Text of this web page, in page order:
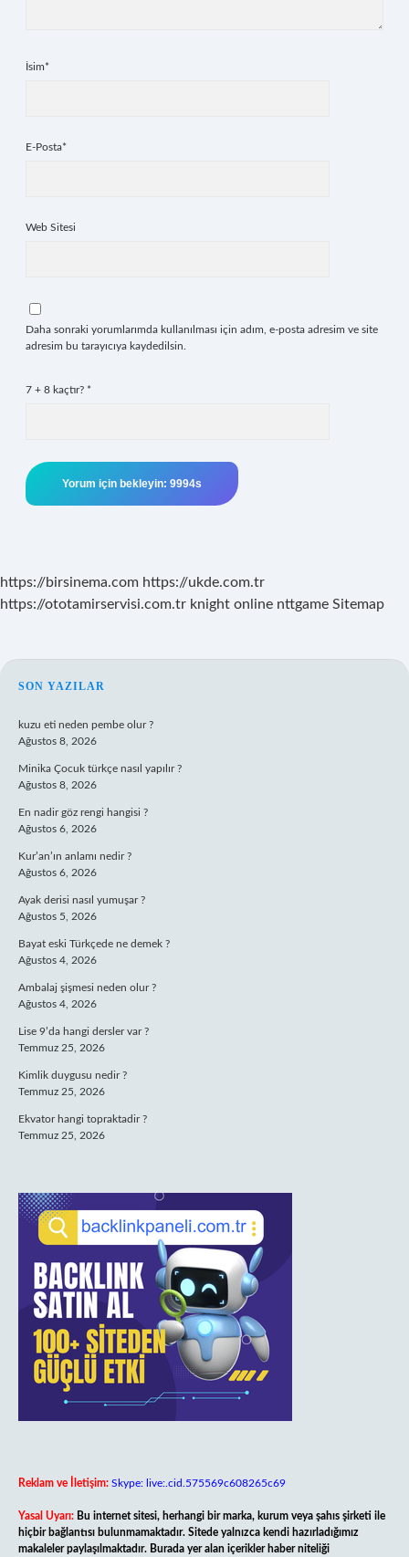
İsim*
E-Posta*
Web Sitesi
Daha sonraki yorumlarımda kullanılması için adım, e-posta adresim ve site
adresim bu tarayıcıya kaydedilsin.
7 + 8 kaçtır? *
https://birsinema.com https://ukde.com.tr
https://ototamirservisi.com.tr knight online nttgame Sitemap
SIDEBAR
SON YAZILAR
kuzu eti neden pembe olur ?
Ağustos 8, 2026
Minika Çocuk türkçe nasıl yapılır ?
Ağustos 8, 2026
En nadir göz rengi hangisi ?
Ağustos 6, 2026
Kur’an’ın anlamı nedir ?
Ağustos 6, 2026
Ayak derisi nasıl yumuşar ?
Ağustos 5, 2026
Bayat eski Türkçede ne demek ?
Ağustos 4, 2026
Ambalaj şişmesi neden olur ?
Ağustos 4, 2026
Lise 9’da hangi dersler var ?
Temmuz 25, 2026
Kimlik duygusu nedir ?
Temmuz 25, 2026
Ekvator hangi topraktadir ?
Temmuz 25, 2026
Reklam ve İletişim: Skype: live:.cid.575569c608265c69
Yasal Uyarı: Bu internet sitesi, herhangi bir marka, kurum veya şahıs şirketi ile
hiçbir bağlantısı bulunmamaktadır. Sitede yalnızca kendi hazırladığımız
makaleler paylaşılmaktadır. Burada yer alan içerikler haber niteliği